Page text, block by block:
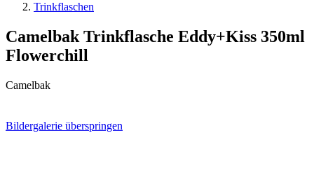
Trinkflaschen
Camelbak Trinkflasche Eddy+Kiss 350ml
Flowerchill
Camelbak
Bildergalerie überspringen